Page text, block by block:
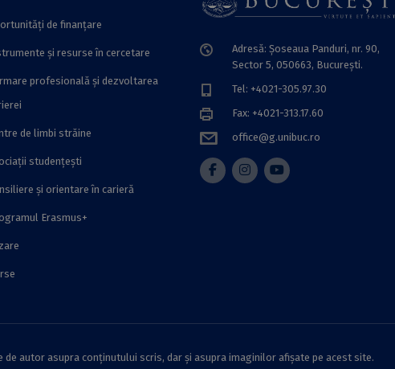
de finanțare
și resurse în cercetare
profesională și dezvoltarea
de limbi străine
studențești
şi orientare în carieră
Erasmus+
Adresă: Șoseaua Panduri, nr. 90,
Sector 5, 050663, Bucureşti.
Tel: +4021-305.97.30
Fax: +4021-313.17.60
office@g.unibuc.ro
autor asupra conținutului scris, dar și asupra imaginilor afișate pe acest site.